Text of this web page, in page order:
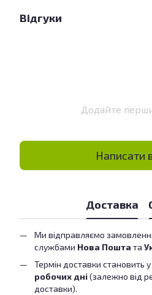
Відгуки
Додайте
Написати
Доставка
Ми відправляємо замовлення
службами Нова Пошта та
Термін доставки становить
робочих дні(залежно від
доставки).